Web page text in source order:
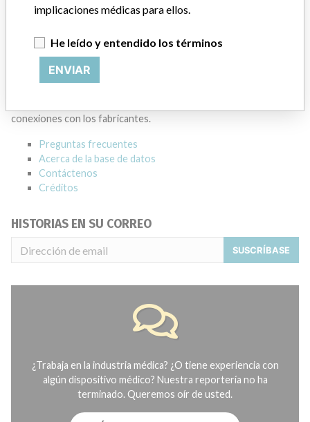
Source
ACERCA DE LA BASE DE DATOS
conexiones con los fabricantes.
Preguntas frecuentes
Acerca de la base de datos
Contáctenos
Créditos
HISTORIAS EN SU CORREO
SUSCRÍBASE
¿Trabaja en la industria médica? ¿O tiene experiencia con
algún dispositivo médico? Nuestra reportería no ha
terminado. Queremos oír de usted.
implicaciones médicas para ellos.
He leído y entendido los términos
ENVIAR